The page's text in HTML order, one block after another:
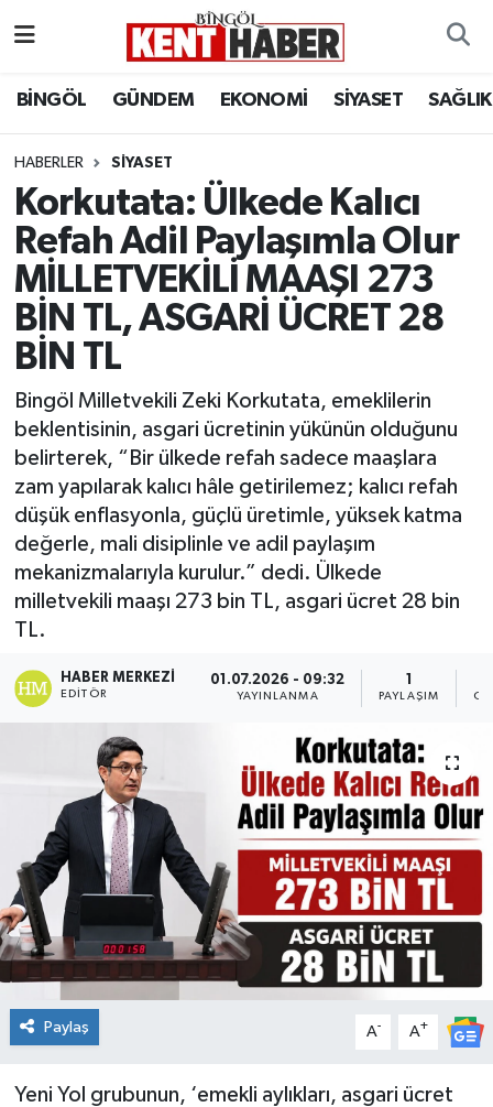
BİNGÖL GÜNDEM EKONOMİ SİYASET SAĞLIK
HABERLER SIYASET
Korkutata: Ülkede Kalıcı
Refah Adil Paylaşımla Olur
MİLLETVEKİLİ MAAŞI 273
BİN TL, ASGARİ ÜCRET 28
BİN TL
Bingöl Milletvekili Zeki Korkutata, emeklilerin
beklentisinin, asgari ücretinin yükünün olduğunu
belirterek, “Bir ülkede refah sadece maaşlara
zam yapılarak kalıcı hâle getirilemez; kalıcı refah
düşük enflasyonla, güçlü üretimle, yüksek katma
değerle, mali disiplinle ve adil paylaşım
mekanizmalarıyla kurulur.” dedi. Ülkede
milletvekili maaşı 273 bin TL, asgari ücret 28 bin
TL.
HABER MERKEZI
EDITÖR
01.07.2026 - 09:32
YAYINLANMA PAYLAŞIM
Paylaş A- A+
Yeni Yol grubunun, ‘emekli aylıkları, asgari ücret
BİLİM-TEKNOLOJİ
DÜNYA
EĞİTİM
EKONOMİ
GENÇ
GÜNDEM
KARLIOVA
KİĞI
MERKEZ
SAĞLIK
SİYASET
SOLHAN
SPOR
YAYLADERE
YEDİSU
Bingöl Hava Durumu
Bingöl Namaz Vakitleri
Bingöl Trafik Yoğunluk Haritası
Süper Lig Puan Durumu ve Fikstür
Tüm Manşetler
Son Dakika Haberleri
Haber Arşivi